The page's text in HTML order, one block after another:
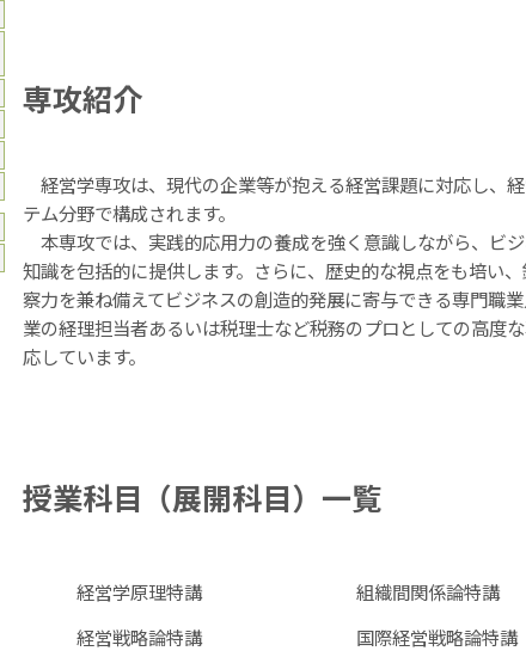
専攻紹介
経営学専攻は、現代の企業等が抱える経営課題に対応し、
テム分野で構成されます。
本専攻では、実践的応用力の養成を強く意識しながら、ビ
知識を包括的に提供します。さらに、歴史的な視点をも培い
察力を兼ね備えてビジネスの創造的発展に寄与できる専門職
業の経理担当者あるいは税理士など税務のプロとしての高度
応しています。
授業科目（展開科目）一覧
経営学原理特講 組織間関係論特講
経営戦略論特講
国際経営戦略論特講